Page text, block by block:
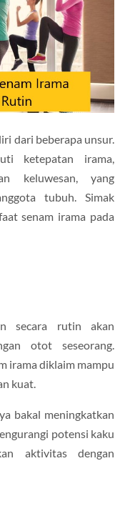
dari beberapa unsur.
ketepatan irama,
keluwesan, yang
tubuh. Simak
senam irama pada
secara rutin akan
otot seseorang.
irama diklaim mampu
kuat.
bakal meningkatkan
potensi kaku
aktivitas dengan